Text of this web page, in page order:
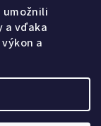
umožnili
a vďaka
a